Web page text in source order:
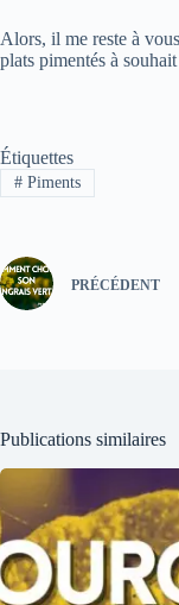
Alors, il me reste à
plats pimentés à
Étiquettes
#Piments
PRÉCÉDENT
Publications similaires